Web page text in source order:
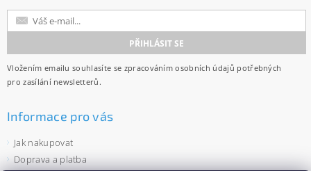
Vložením emailu souhlasíte se zpracováním osobních údajů potřebných
pro zasílání newsletterů.
Informace pro vás
Jak nakupovat
Doprava a platba